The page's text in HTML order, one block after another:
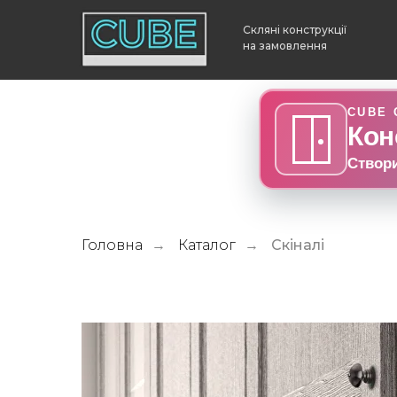
CUBE
Скляні конструкції
на замовлення
Головна → Каталог → Скіналі